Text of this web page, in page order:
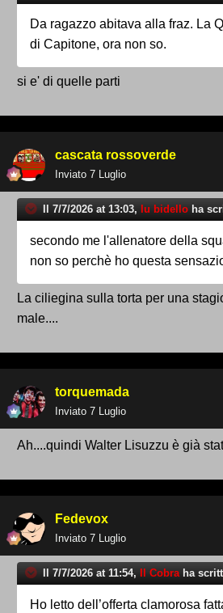
Da ragazzo abitava alla fraz. La
di Capitone, ora non so.
si e' di quelle parti
cascata rossoverde
Inviato 7 Luglio
Il 7/7/2026 at 13:03, lu bidello ha
secondo me l'allenatore della
non so perchè ho questa
La ciliegina sulla torta per una
male....
torquemada
Inviato 7 Luglio
Ah....quindi Walter Lisuzzu è già
Fedevox
Inviato 7 Luglio
Il 7/7/2026 at 11:54, Il Cobraha
Ho letto dell’offerta clamorosa